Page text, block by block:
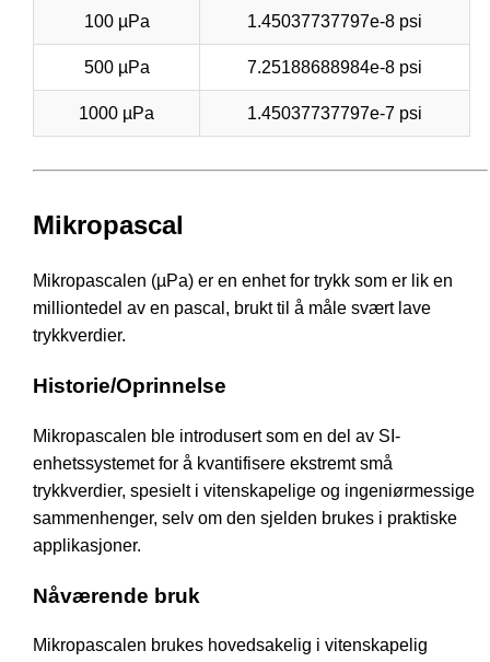
100 µPa 1.45037737797e-8 psi
500 µPa 7.25188688984e-8 psi
1000 µPa 1.45037737797e-7 psi
Mikropascal
Mikropascalen (µPa) er en enhet for trykk som er lik en
milliontedel av en pascal, brukt til å måle svært lave
trykkverdier.
Historie/Oprinnelse
Mikropascalen ble introdusert som en del av SI-
enhetssystemet for å kvantifisere ekstremt små
trykkverdier, spesielt i vitenskapelige og ingeniørmessige
sammenhenger, selv om den sjelden brukes i praktiske
applikasjoner.
Nåværende bruk
Mikropascalen brukes hovedsakelig i vitenskapelig